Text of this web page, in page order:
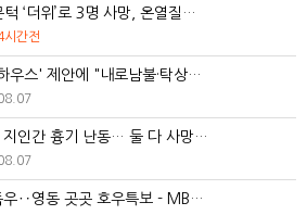
‘더위’로 3명 사망, 온열질…
시간전
우스' 제안에 "내로남불·탁상…
지인간 흉기 난동… 둘 다 사망…
우‥영동 곳곳 호우특보 - MB…